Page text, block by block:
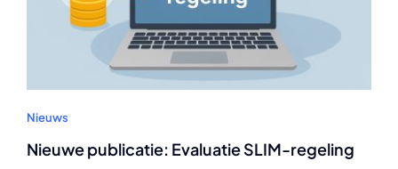
Nieuws
Nieuwe publicatie: Evaluatie SLIM-regeling